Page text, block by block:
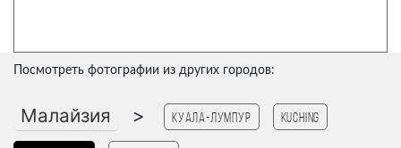
Посмотреть фотографии из других городов:
Малайзия > Куала-Лумпур Kuching